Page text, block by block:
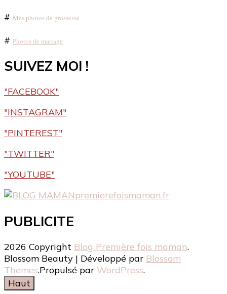
# Mes photos de grossesse
# Photos de mariage
SUIVEZ MOI !
"FACEBOOK"
"INSTAGRAM"
"PINTEREST"
"TWITTER"
"YOUTUBE"
premierefoismaman.fr
PUBLICITE
2026 Copyright Blog Première fois maman.
Blossom Beauty | Développé par Blossom
Themes.Propulsé par WordPress.
Haut